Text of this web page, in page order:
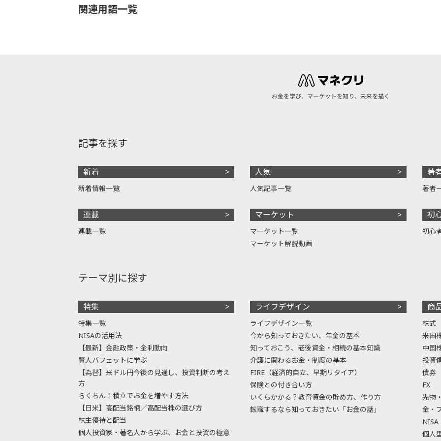
関連用語一覧
お金を学び、マーケットを知り、未来を描く
記事を探す
新着
新着情報一覧
連載
連載一覧
人気
人気記事一覧
マーケット
マーケット一覧
マーケット解説動画
著
著者
初
初心
テーマ別に探す
特集
特集一覧
NISAの活用法
【最新】金融政策・金利動向
賢人バフェットに学ぶ
【為替】米ドル円今後の見通し、投資判断の考え
方
らくちん！積立でお金を増やす方法
【日米】高配当銘柄／高配当株の選び方
株主優待と配当
個人投資家・著名人から学ぶ、お金と投資の極意
ライフデザイン
ライフデザイン一覧
今から知っておきたい、年金の基本
知っておこう、老後資金・相続の基本知識
介護に関わるお金・制度の基本
FIRE（経済的自立、早期リタイア）
保険との付き合い方
いくらかかる？教育資金の貯め方、作り方
転職するなら知っておきたい「お金の話」
商
株式
米国
中国
投資
債券
FX
先物
金・
NISA
個人